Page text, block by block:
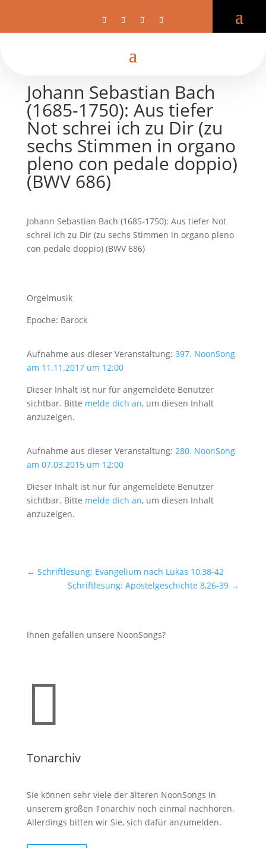
Johann Sebastian Bach
(1685-1750): Aus tiefer
Not schrei ich zu Dir (zu
sechs Stimmen in organo
pleno con pedale doppio)
(BWV 686)
Johann Sebastian Bach (1685-1750): Aus tiefer Not
schrei ich zu Dir (zu sechs Stimmen in organo pleno
con pedale doppio) (BWV 686)
Orgelmusik
Epoche: Barock
Aufnahme aus dieser Veranstaltung: 397. NoonSong
am 11.11.2017 um 12:00
Dieser Inhalt ist nur für angemeldete Benutzer
sichtbar. Bitte melde dich an, um diesen Inhalt
anzuzeigen.
Aufnahme aus dieser Veranstaltung: 280. NoonSong
am 07.03.2015 um 12:00
Dieser Inhalt ist nur für angemeldete Benutzer
sichtbar. Bitte melde dich an, um diesen Inhalt
anzuzeigen.
← Schriftlesung: Evangelium nach Lukas 10,38-42
Schriftlesung: Apostelgeschichte 8,26-39 →
Ihnen gefallen unsere NoonSongs?

Tonarchiv
Sie können sehr viele der älteren NoonSongs in
unserem großen Tonarchiv noch einmal nachhören.
Allerdings bitten wir Sie, sich dafür anzumelden.